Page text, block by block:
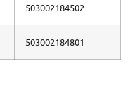
503002184502
503002184801